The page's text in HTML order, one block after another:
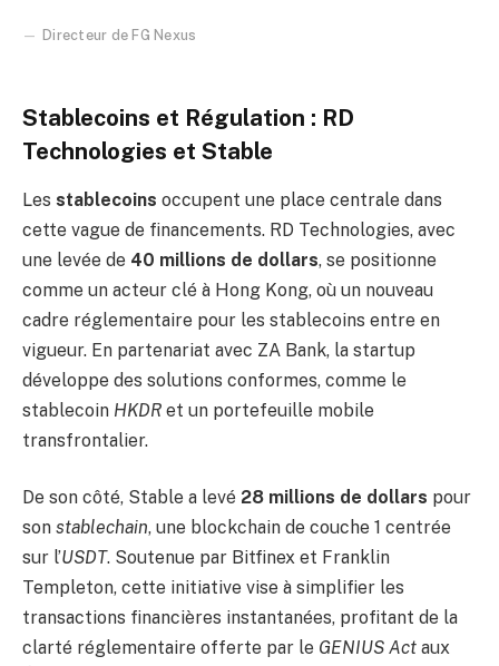
Directeur de FG Nexus
Stablecoins et Régulation : RD
Technologies et Stable
Les stablecoins occupent une place centrale dans
cette vague de financements. RD Technologies, avec
une levée de 40 millions de dollars, se positionne
comme un acteur clé à Hong Kong, où un nouveau
cadre réglementaire pour les stablecoins entre en
vigueur. En partenariat avec ZA Bank, la startup
développe des solutions conformes, comme le
stablecoin HKDR et un portefeuille mobile
transfrontalier.
De son côté, Stable a levé 28 millions de dollars pour
son stablechain, une blockchain de couche 1 centrée
sur l’USDT. Soutenue par Bitfinex et Franklin
Templeton, cette initiative vise à simplifier les
transactions financières instantanées, profitant de la
clarté réglementaire offerte par le GENIUS Act aux